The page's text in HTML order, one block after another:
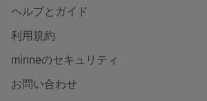
ヘルプとガイド
利用規約
minneのセキュリティ
お問い合わせ